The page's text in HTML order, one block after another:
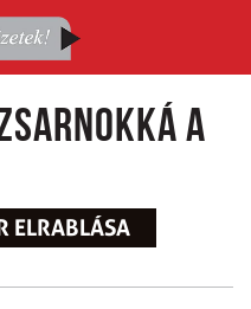
a
ELRABLÁSA